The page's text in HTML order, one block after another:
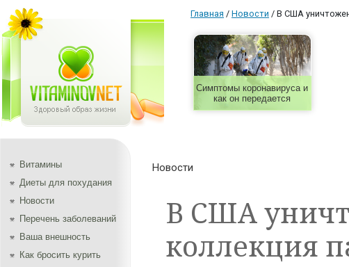
Главная / Новости / В США
Симптомы коронавируса и
как он передается
Витамины
Диеты для похудания
Новости
Перечень заболеваний
Ваша внешность
Как бросить курить
Новости
В США
коллекция